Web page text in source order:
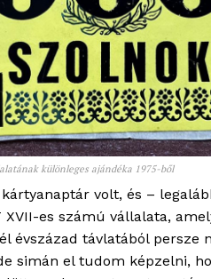
különleges ajándéka 1975-ből
volt, és –
XVII-es számú vállalata,
évszázad távlatából
simán el tudom képzelni,